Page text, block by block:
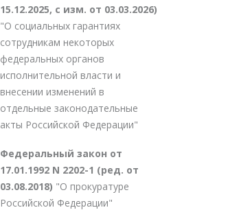
15.12.2025, с изм. от 03.03.2026)
"О социальных гарантиях
сотрудникам некоторых
федеральных органов
исполнительной власти и
внесении изменений в
отдельные законодательные
акты Российской Федерации"
Федеральный закон от
17.01.1992 N 2202-1 (ред. от
03.08.2018) "О прокуратуре
Российской Федерации"